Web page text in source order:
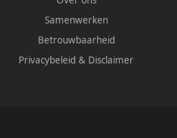
Samenwerken
Betrouwbaarheid
Privacybeleid & Disclaimer